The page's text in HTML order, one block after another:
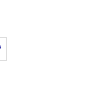
Twitter)
par email